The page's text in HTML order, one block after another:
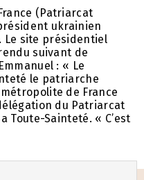
(Patriarcat
ukrainien
Le site présidentiel
suivant de
: « Le
le patriarche
de France
du Patriarcat
Toute-Sainteté. « C’est